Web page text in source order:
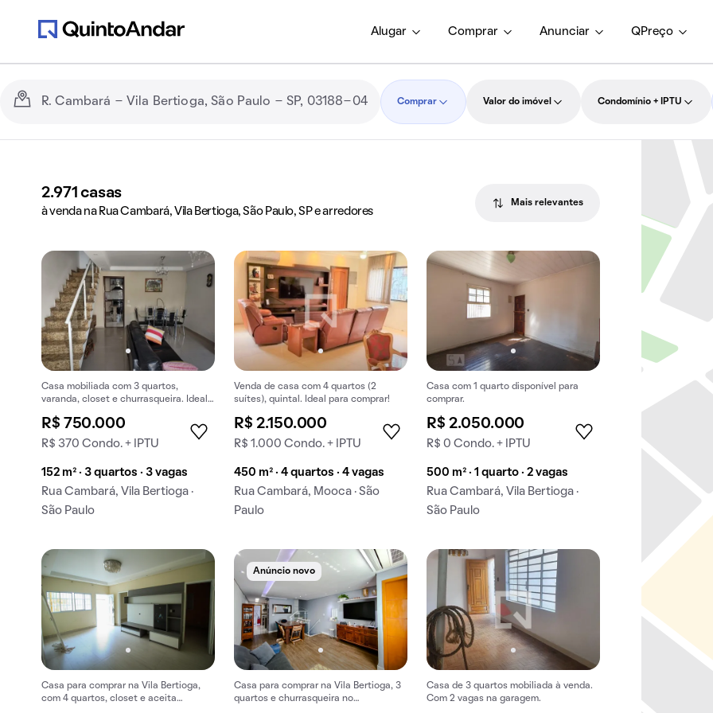
Alugar Comprar Anunciar QPreço
Comprar Valor do imóvel Condomínio + IPTU
2.971 casas
à venda na Rua Cambará, Vila Bertioga, São Paulo, SP e arredores
Mais relevantes
Casa mobiliada com 3 quartos,
varanda, closet e churrasqueira. Ideal
R$ 750.000
R$ 370 Condo. + IPTU
152 m² · 3 quartos · 3 vagas
Rua Cambará, Vila Bertioga ·
São Paulo
Venda de casa com 4 quartos (2
suítes), quintal. Ideal para comprar!
R$ 2.150.000
R$ 1.000 Condo. + IPTU
450 m² · 4 quartos · 4 vagas
Rua Cambará, Mooca · São
Paulo
Casa com 1 quarto disponível para
comprar.
R$ 2.050.000
R$ 0 Condo. + IPTU
500 m² · 1 quarto · 2 vagas
Rua Cambará, Vila Bertioga ·
São Paulo
Casa para comprar na Vila Bertioga,
com 4 quartos, closet e aceita
Anúncio novo
Casa para comprar na Vila Bertioga, 3
quartos e churrasqueira no
Casa de 3 quartos mobiliada à venda.
Com 2 vagas na garagem.